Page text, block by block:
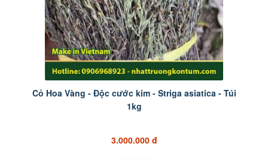
Cỏ Hoa Vàng - Độc cước kim - Striga asiatica - Túi
1kg
3.000.000 đ